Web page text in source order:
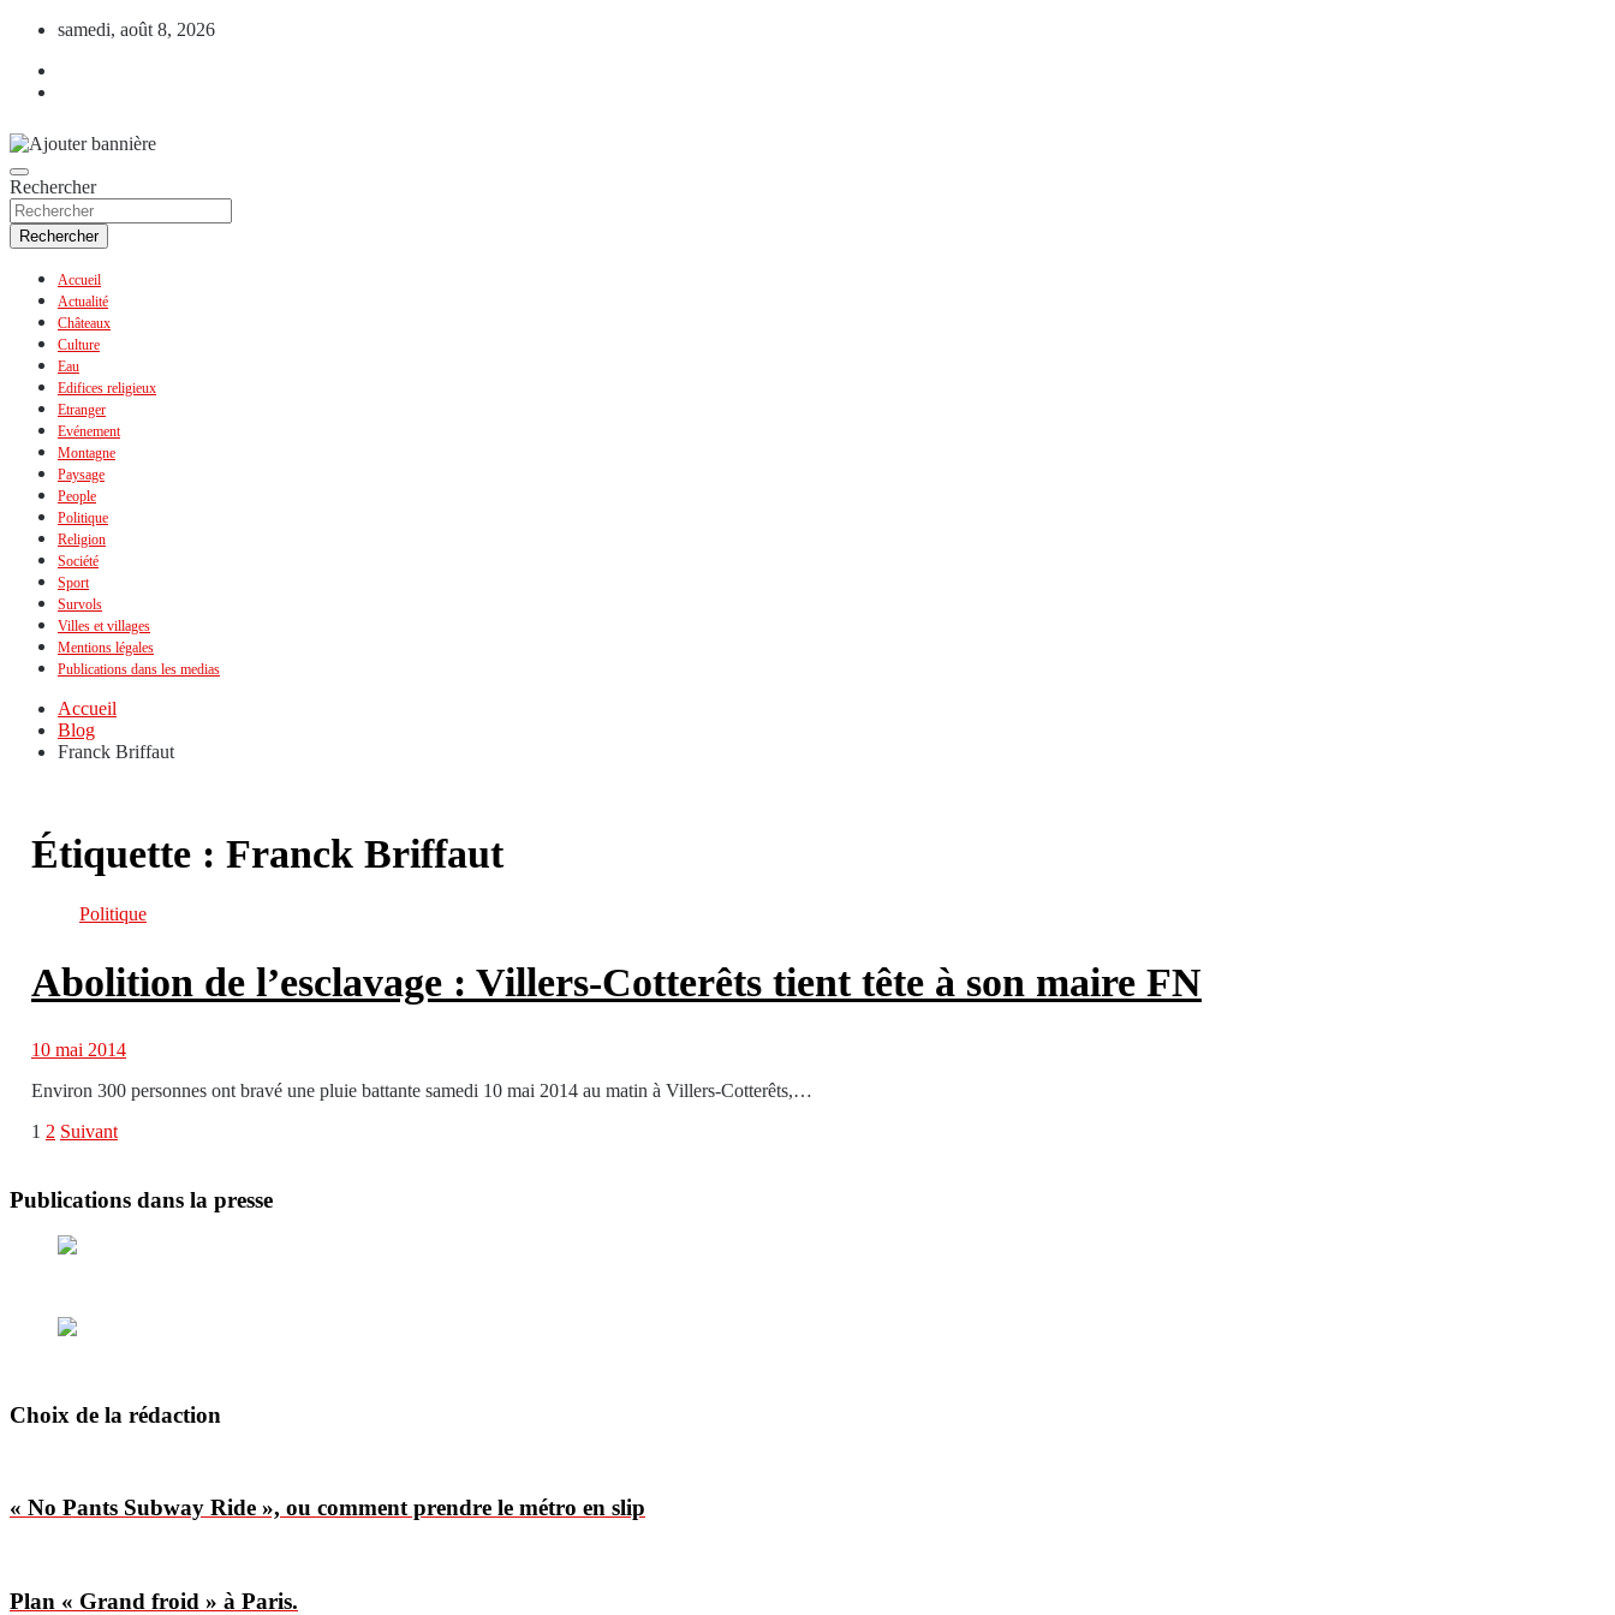
Aller
contenu
samedi, août 8, 2026
Rechercher
Rechercher
Accueil
Actualité
Châteaux
Culture
Eau
Edifices religieux
Etranger
Evénement
Montagne
Paysage
People
Politique
Religion
Société
Sport
Survols
Villes et villages
Mentions légales
Publications dans les medias
Accueil
Blog
Franck Briffaut
Étiquette : Franck Briffaut
Politique
Abolition de l’esclavage : Villers-Cotterêts tient tête à son maire FN
10 mai 2014
Environ 300 personnes ont bravé une pluie battante samedi 10 mai 2014 au matin à Villers-Cotterêts,…
Pagination
publications
1 2 Suivant
Publications dans la presse
Choix de la rédaction
« No Pants Subway Ride », ou comment prendre le métro en slip
Plan « Grand froid » à Paris.